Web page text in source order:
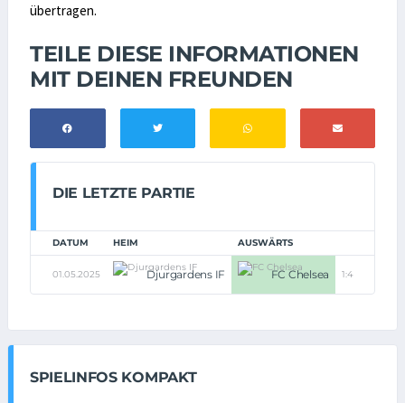
übertragen.
TEILE DIESE INFORMATIONEN
MIT DEINEN FREUNDEN
DIE LETZTE PARTIE
DATUM HEIM AUSWÄRTS
01.05.2025 Djurgardens IF FC Chelsea 1:4
SPIELINFOS KOMPAKT